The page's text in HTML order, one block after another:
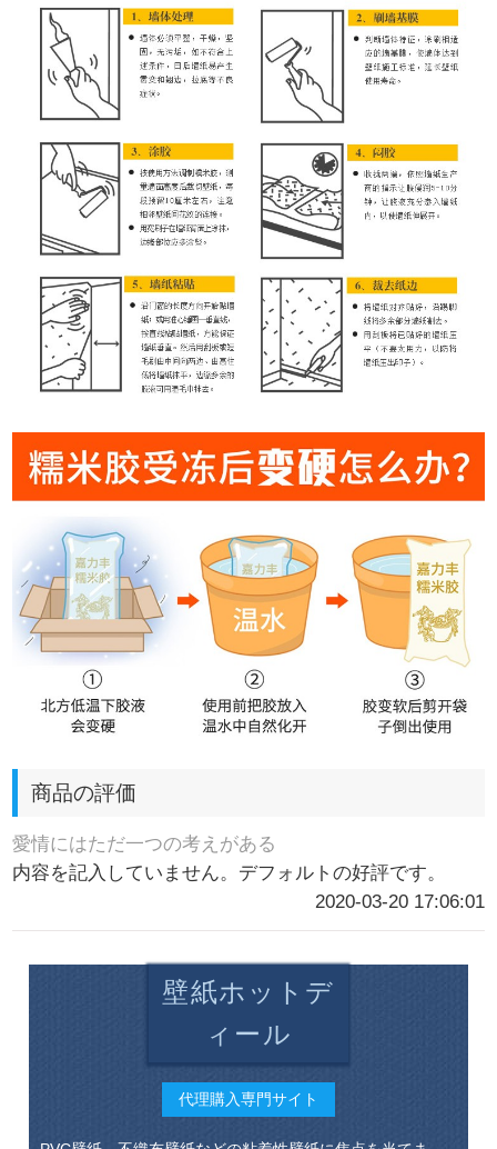
商品の評価
愛情にはただ一つの考えがある
内容を記入していません。デフォルトの好評です。
2020-03-20 17:06:01
壁紙ホットデ
ィール
代理購入専門サイト